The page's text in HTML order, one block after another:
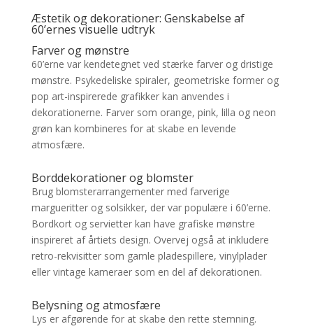
Æstetik og dekorationer: Genskabelse af
60’ernes visuelle udtryk
Farver og mønstre
60’erne var kendetegnet ved stærke farver og dristige
mønstre. Psykedeliske spiraler, geometriske former og
pop art-inspirerede grafikker kan anvendes i
dekorationerne. Farver som orange, pink, lilla og neon
grøn kan kombineres for at skabe en levende
atmosfære.
Borddekorationer og blomster
Brug blomsterarrangementer med farverige
margueritter og solsikker, der var populære i 60’erne.
Bordkort og servietter kan have grafiske mønstre
inspireret af årtiets design. Overvej også at inkludere
retro-rekvisitter som gamle pladespillere, vinylplader
eller vintage kameraer som en del af dekorationen.
Belysning og atmosfære
Lys er afgørende for at skabe den rette stemning.